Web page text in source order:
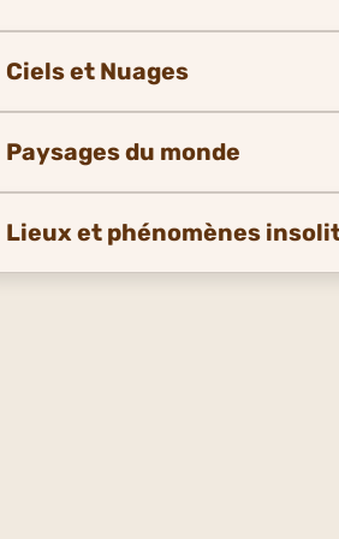
Ciels et Nuages
Paysages du monde
Lieux et phénomènes